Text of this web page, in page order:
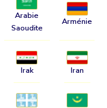
Arabie
Saoudite
Arménie
Irak Iran